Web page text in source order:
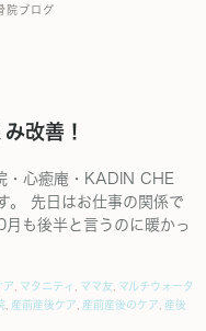
院ブログ
改善！
・心癒庵・KADIN CHE
。 先日はお仕事の関係で
も後半と言うのに暖かっ
ア マタニティ ママ友 マルチウォータ
産前産後ケア 産前産後のケア
産後